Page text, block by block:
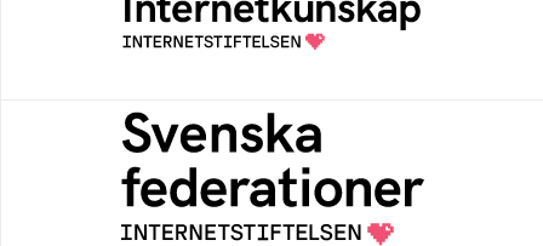
Samlad kunskap som hjälper dig att bli en
säker och medveten internetanvändare
Svenska federationer
Grunden för medlemskap i en sektors- eller
kontextspecifik federation